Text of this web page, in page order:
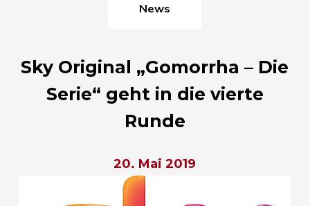
News
Sky Original „Gomorrha – Die
Serie“ geht in die vierte
Runde
20. Mai 2019